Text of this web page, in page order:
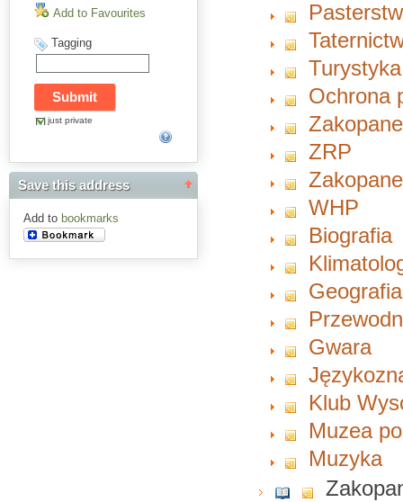
Add to Favourites
Tagging
just private
Save this address
Add to bookmarks
Turystyka
Ochrona
Zakopane
ZRP
Zakopane
WHP
Biografia
Gwara
Klub
Muzea
Muzyka